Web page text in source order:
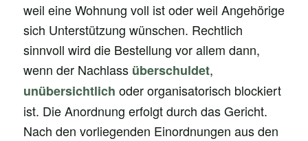
weil eine Wohnung voll ist oder weil Angehörige
sich Unterstützung wünschen. Rechtlich
sinnvoll wird die Bestellung vor allem dann,
wenn der Nachlass überschuldet,
unübersichtlich oder organisatorisch blockiert
ist. Die Anordnung erfolgt durch das Gericht.
Nach den vorliegenden Einordnungen aus den